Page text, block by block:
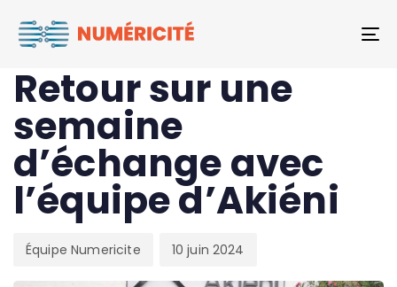
IN:
POST
Retour sur une
semaine
d’échange avec
l’équipe d’Akiéni
Équipe Numericite
on:
10 juin 2024